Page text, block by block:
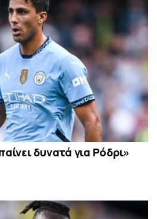
δυνατά για Ρόδρι»